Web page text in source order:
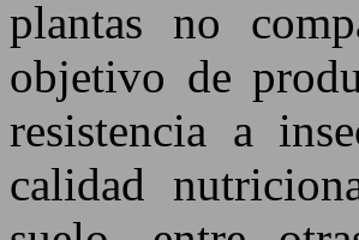
plantas no
objetivo de
resistencia a
calidad